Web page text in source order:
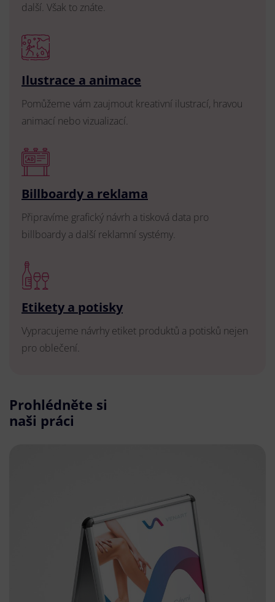
další. Však to znáte.
Ilustrace a animace
Pomůžeme vám zaujmout kreativní ilustrací, hravou
animací nebo vizualizací.
Billboardy a reklama
Připravíme grafický návrh a tisková data pro
billboardy a další reklamní systémy.
Etikety a potisky
Vypracujeme návrhy etiket produktů a potisků nejen
pro oblečení.
Prohlédněte si
naši práci